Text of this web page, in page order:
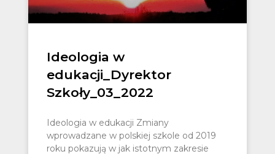
Ideologia w
edukacji_Dyrektor
Szkoły_03_2022
Ideologia w edukacji Zmiany
wprowadzane w polskiej szkole od 2019
roku pokazują w jak istotnym zakresie